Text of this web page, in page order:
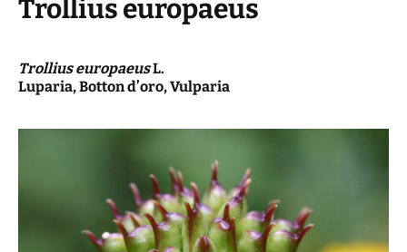
Trollius europaeus
Trollius europaeusL.
Luparia, Botton d’oro, Vulparia